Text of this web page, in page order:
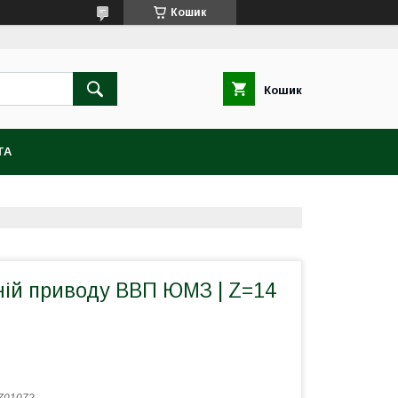
Кошик
Кошик
приводу ВВП ЮМЗ | Z=14